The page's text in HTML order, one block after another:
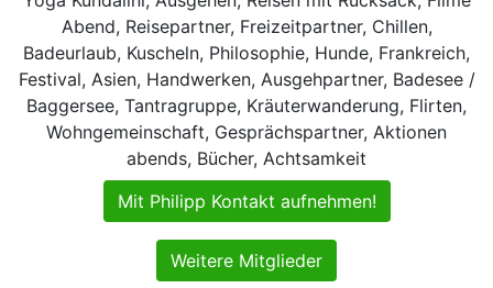
Abend, Reisepartner, Freizeitpartner, Chillen,
Badeurlaub, Kuscheln, Philosophie, Hunde, Frankreich,
Festival, Asien, Handwerken, Ausgehpartner, Badesee /
Baggersee, Tantragruppe, Kräuterwanderung, Flirten,
Wohngemeinschaft, Gesprächspartner, Aktionen
abends, Bücher, Achtsamkeit
Mit Philipp Kontakt aufnehmen!
Weitere Mitglieder